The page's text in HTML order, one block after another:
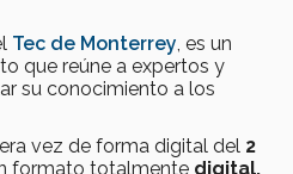
Tec de Monterrey, es un
que reúne a expertos y
su conocimiento a los
vez de forma digital del 2
formato totalmente digital.